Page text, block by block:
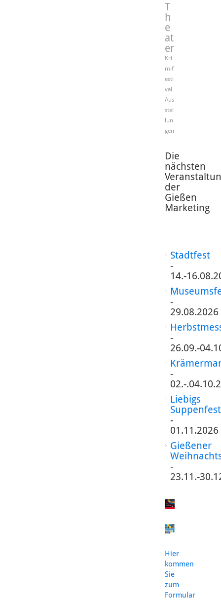
T
h
e
at
er
Kri
mif
esti
val
Aus
stel
lun
gen
Die
nächsten
der
Gießen
Marketing
Stadtfest
-
14.-
-
29.08.2026
-
26.09.-
-
02.-
Liebigs
Suppenfest
-
01.11.2026
Gießener
-
23.11.-
Hier
kommen
Sie
zum
Formular